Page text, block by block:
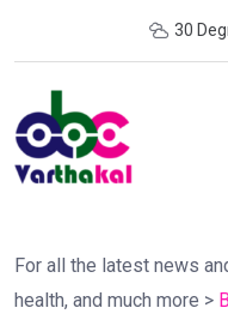
30
For all the latest news
health, and much more >